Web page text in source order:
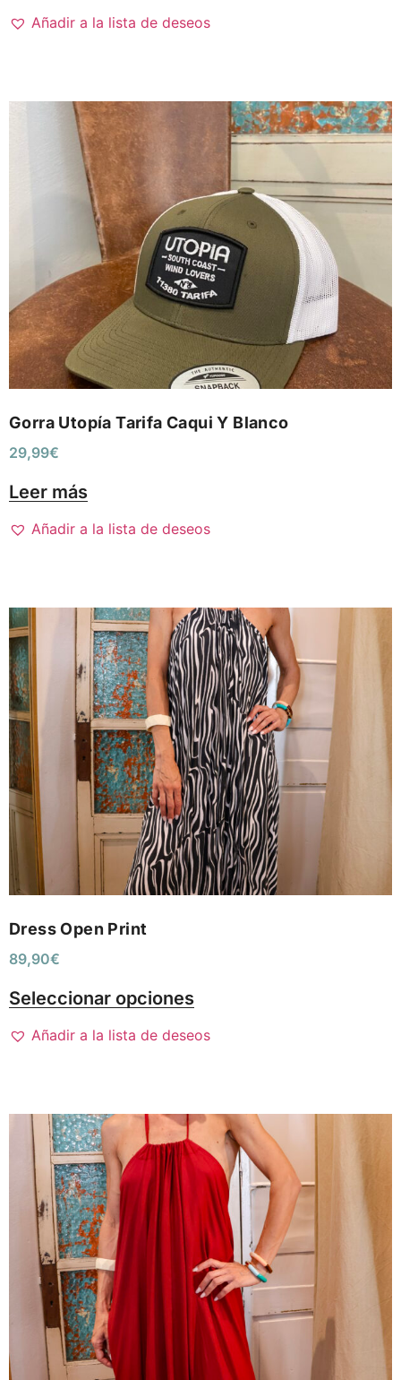
Añadir a la lista de deseos
Gorra Utopía Tarifa Caqui Y Blanco
29,99€
Leer más
Añadir a la lista de deseos
Dress Open Print
89,90€
Seleccionar opciones
Añadir a la lista de deseos